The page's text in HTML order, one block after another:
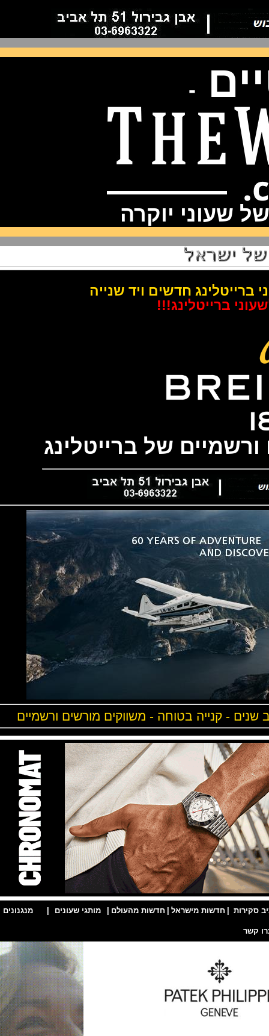
-
יוקרה
חדשים ויד שנייה
ברייטלינג!!!
של ברייטלינג
- קנייה בטוחה - משווקים מורשים ורשמיים
| חדשות מישראל | חדשות מהעולם | מותגי שעונים | מנגנונים |